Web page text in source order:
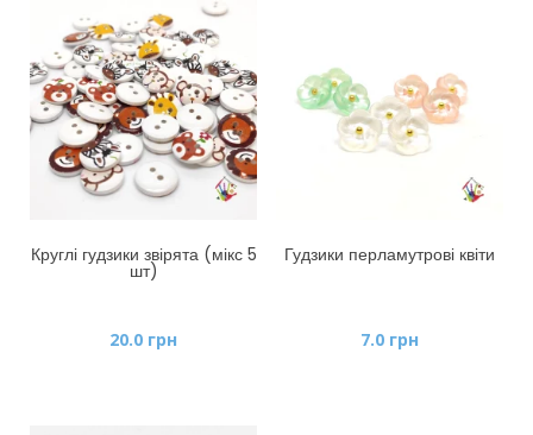
Круглі гудзики звірята (мікс 5
шт)
20.0 грн
Гудзики перламутрові квіти
7.0 грн